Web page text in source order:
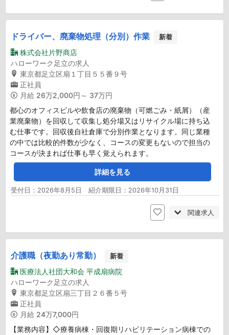
ドライバー、廃棄物処理（分別）作業 新着
株式会社片野商店
ハローワーク足立の求人
東京都足立区扇１丁目５５番９号
正社員
月給 26万2,000円～ 37万円
都心のオフィスビルや飲食店の廃棄物（可燃ごみ・紙屑）（産
業廃棄物）を回収して収集し処分場又はリサイクル場に持ち込
む仕事です。回収後自社倉庫で分別作業となります。同じ業種
の中では比較的件数が少なく、コースの変更もないので担当の
コースが決まれば仕事も早く覚えられます。
詳細を見る
受付日：2026年8月5日 紹介期限日：2026年10月31日
関連求人
介護職（夜勤あり常勤） 新着
医療法人社団大和会 平成扇病院
ハローワーク足立の求人
東京都足立区扇三丁目２６番５号
正社員
月給 24万7,000円
【業務内容】◇療養病棟・回復期リハビリテーション病棟での